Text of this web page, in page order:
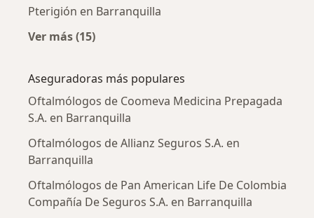
Pterigión en Barranquilla
Ver más (15)
Aseguradoras más populares
Oftalmólogos de Coomeva Medicina Prepagada
S.A. en Barranquilla
Oftalmólogos de Allianz Seguros S.A. en
Barranquilla
Oftalmólogos de Pan American Life De Colombia
Compañía De Seguros S.A. en Barranquilla